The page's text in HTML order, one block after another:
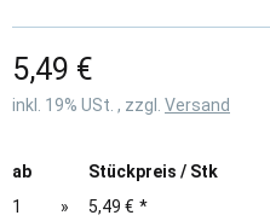
5,49 €
inkl. 19% USt. , zzgl. Versand
ab
Stückpreis / Stk
1
» 5,49 € *